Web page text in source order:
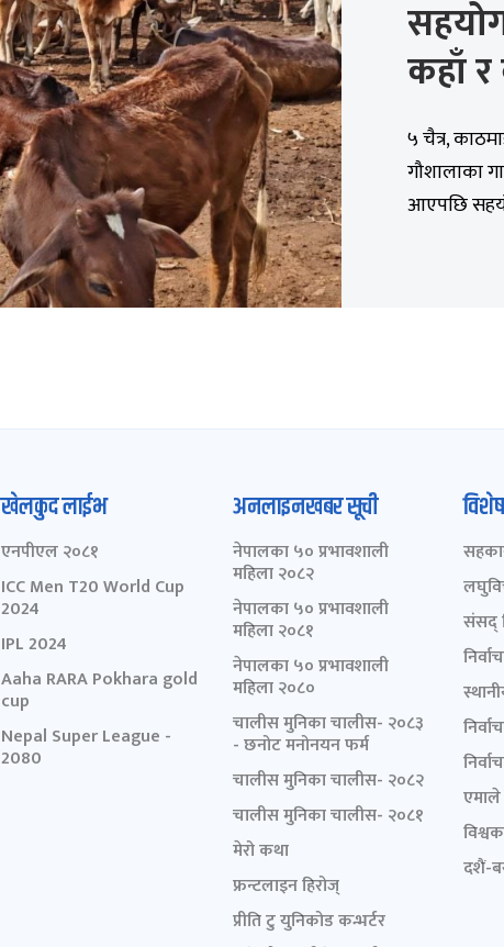
कहाँ र
५ चैत्र,
गौशालाका
आएपछि
खेलकुद लाईभ
एनपीएल २०८१
ICC Men T20 World Cup
2024
IPL 2024
Aaha RARA Pokhara gold
cup
Nepal Super League -
2080
अनलाइनखबर सूची
नेपालका ५० प्रभावशाली
महिला २०८२
नेपालका ५० प्रभावशाली
महिला २०८१
नेपालका ५० प्रभावशाली
महिला २०८०
चालीस मुनिका चालीस- २०८३
- छनोट मनोनयन फर्म
चालीस मुनिका चालीस- २०८२
चालीस मुनिका चालीस- २०८१
मेरो कथा
फ्रन्टलाइन हिरोज्
प्रीति टु युनिकोड कन्भर्टर
संसद्
दशैं-